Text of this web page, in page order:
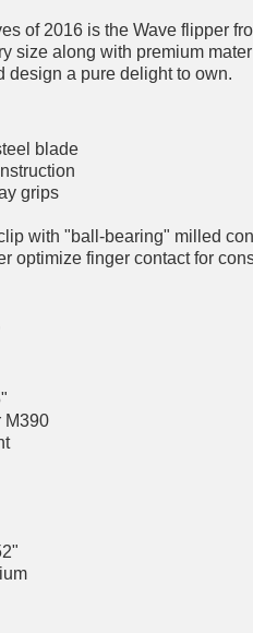
of 2016 is the Wave flipper
size along with premium
design a pure delight to own.
blade
grips
with "ball-bearing" milled
optimize finger contact for
M390